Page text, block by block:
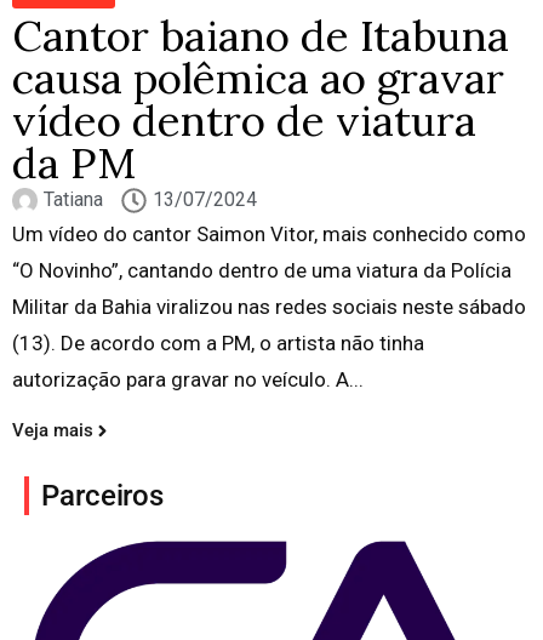
Cantor baiano de Itabuna
causa polêmica ao gravar
vídeo dentro de viatura
da PM
Tatiana 13/07/2024
Um vídeo do cantor Saimon Vitor, mais conhecido como
“O Novinho”, cantando dentro de uma viatura da Polícia
Militar da Bahia viralizou nas redes sociais neste sábado
(13). De acordo com a PM, o artista não tinha
autorização para gravar no veículo. A...
Veja mais
Parceiros